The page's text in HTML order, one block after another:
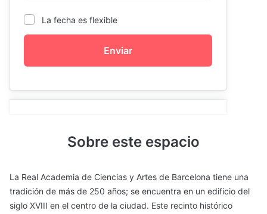
La fecha es flexible
Enviar
Sobre este espacio
La Real Academia de Ciencias y Artes de Barcelona tiene una
tradición de más de 250 años; se encuentra en un edificio del
siglo XVIII en el centro de la ciudad. Este recinto histórico